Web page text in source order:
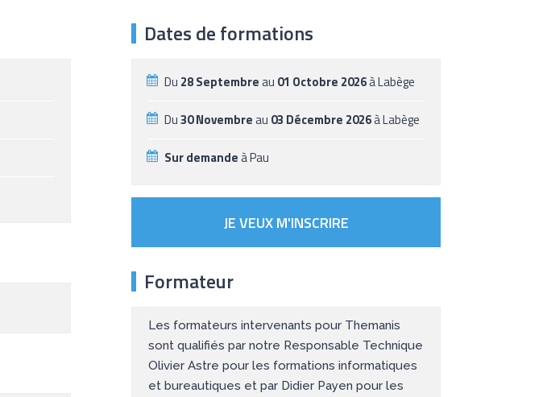
Dates de formations
Du 28 Septembreau 01 Octobre 2026à Labège
Du30 Novembreau 03 Décembre 2026à Labège
Sur demandeà Pau
JE VEUX M'INSCRIRE
Formateur
Les formateurs intervenants pour Themanis
sont qualifiés par notre Responsable Technique
Olivier Astre pour les formations informatiques
et bureautiques et par Didier Payen pour les